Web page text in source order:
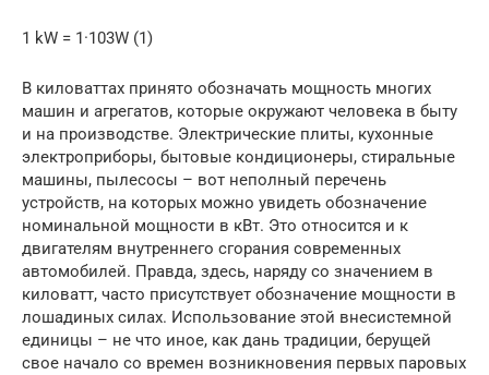
1 kW = 1·103W (1)
В киловаттах принято обозначать мощность многих
машин и агрегатов, которые окружают человека в быту
и на производстве. Электрические плиты, кухонные
электроприборы, бытовые кондиционеры, стиральные
машины, пылесосы – вот неполный перечень
устройств, на которых можно увидеть обозначение
номинальной мощности в кВт. Это относится и к
двигателям внутреннего сгорания современных
автомобилей. Правда, здесь, наряду со значением в
киловатт, часто присутствует обозначение мощности в
лошадиных силах. Использование этой внесистемной
единицы – не что иное, как дань традиции, берущей
свое начало со времен возникновения первых паровых